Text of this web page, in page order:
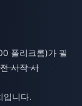
폴리크롬)가 필
시작 시
입니다.